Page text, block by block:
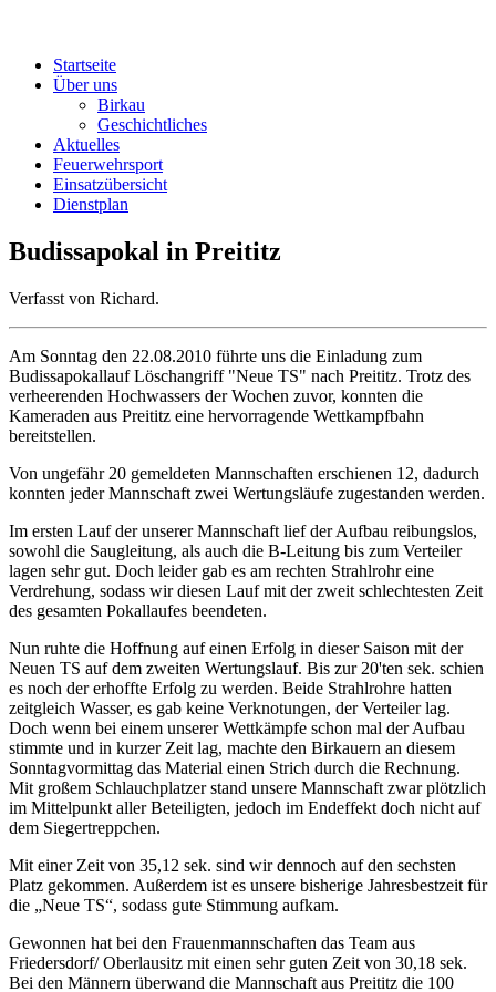
Startseite
Über uns
Birkau
Geschichtliches
Aktuelles
Feuerwehrsport
Einsatzübersicht
Dienstplan
Budissapokal in Preititz
Verfasst von Richard.
Am Sonntag den 22.08.2010 führte uns die Einladung zum
Budissapokallauf Löschangriff "Neue TS" nach Preititz. Trotz des
verheerenden Hochwassers der Wochen zuvor, konnten die
Kameraden aus Preititz eine hervorragende Wettkampfbahn
bereitstellen.
Von ungefähr 20 gemeldeten Mannschaften erschienen 12, dadurch
konnten jeder Mannschaft zwei Wertungsläufe zugestanden werden.
Im ersten Lauf der unserer Mannschaft lief der Aufbau reibungslos,
sowohl die Saugleitung, als auch die B-Leitung bis zum Verteiler
lagen sehr gut. Doch leider gab es am rechten Strahlrohr eine
Verdrehung, sodass wir diesen Lauf mit der zweit schlechtesten Zeit
des gesamten Pokallaufes beendeten.
Nun ruhte die Hoffnung auf einen Erfolg in dieser Saison mit der
Neuen TS auf dem zweiten Wertungslauf. Bis zur 20'ten sek. schien
es noch der erhoffte Erfolg zu werden. Beide Strahlrohre hatten
zeitgleich Wasser, es gab keine Verknotungen, der Verteiler lag.
Doch wenn bei einem unserer Wettkämpfe schon mal der Aufbau
stimmte und in kurzer Zeit lag, machte den Birkauern an diesem
Sonntagvormittag das Material einen Strich durch die Rechnung.
Mit großem Schlauchplatzer stand unsere Mannschaft zwar plötzlich
im Mittelpunkt aller Beteiligten, jedoch im Endeffekt doch nicht auf
dem Siegertreppchen.
Mit einer Zeit von 35,12 sek. sind wir dennoch auf den sechsten
Platz gekommen. Außerdem ist es unsere bisherige Jahresbestzeit für
die „Neue TS“, sodass gute Stimmung aufkam.
Gewonnen hat bei den Frauenmannschaften das Team aus
Friedersdorf/ Oberlausitz mit einen sehr guten Zeit von 30,18 sek.
Bei den Männern überwand die Mannschaft aus Preititz die 100